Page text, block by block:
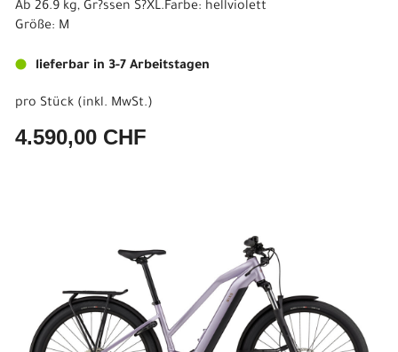
Ab 26.9 kg, Gr?ssen S?XL.Farbe: hellviolett
Größe: M
lieferbar in 3-7 Arbeitstagen
pro Stück (inkl. MwSt.)
4.590,00 CHF